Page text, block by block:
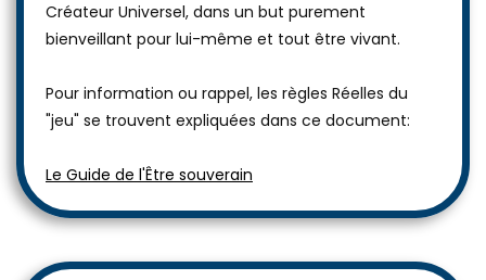
Créateur Universel, dans un but purement
bienveillant pour lui-même et tout être vivant.
Pour information ou rappel, les règles Réelles du
"jeu" se trouvent expliquées dans ce document:
Le Guide de l'Être souverain